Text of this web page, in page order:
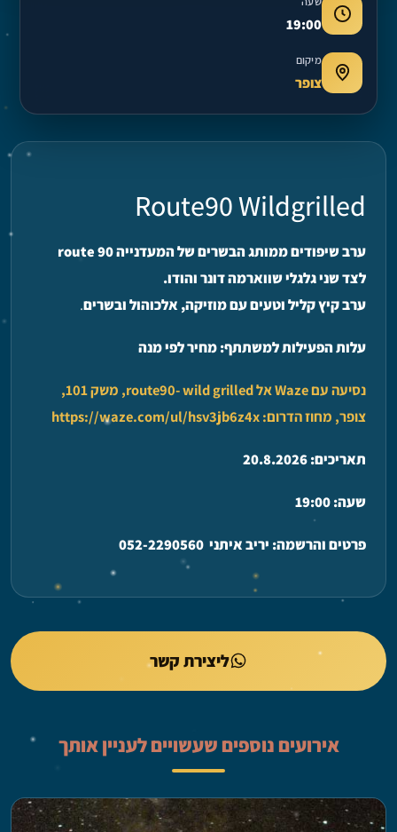
19:00
מיקום
צופר
Route90 Wildgrilled
ערב שיפודים ממותג הבשרים של המעדנייה route 90
לצד שני גלגלי שווארמה דונר והודו.
ערב קיץ קליל וטעים עם מוזיקה, אלכוהול ובשרים.
עלות הפעילות למשתתף: מחיר לפי מנה
נסיעה עם Waze אל route90- wild grilled, משק 101,
צופר, מחוז הדרום:https://waze.com/ul/hsv3jb6z4x
תאריכים: 20.8.2026
שעה: 19:00
פרטים והרשמה: יריב איתני 052-2290560
ליצירת קשר
אירועים נוספים שעשויים לעניין אותך